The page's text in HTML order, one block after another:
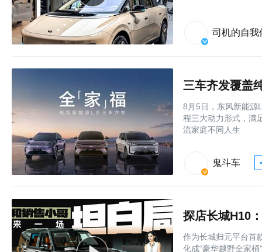
司机的自我
三车齐发覆盖
8月5日，东风新能
程三大动力形式，满
流家庭不同人生
鬼斗车
探店长城H10
作为长城归元平台首
化成“豪华越野全家